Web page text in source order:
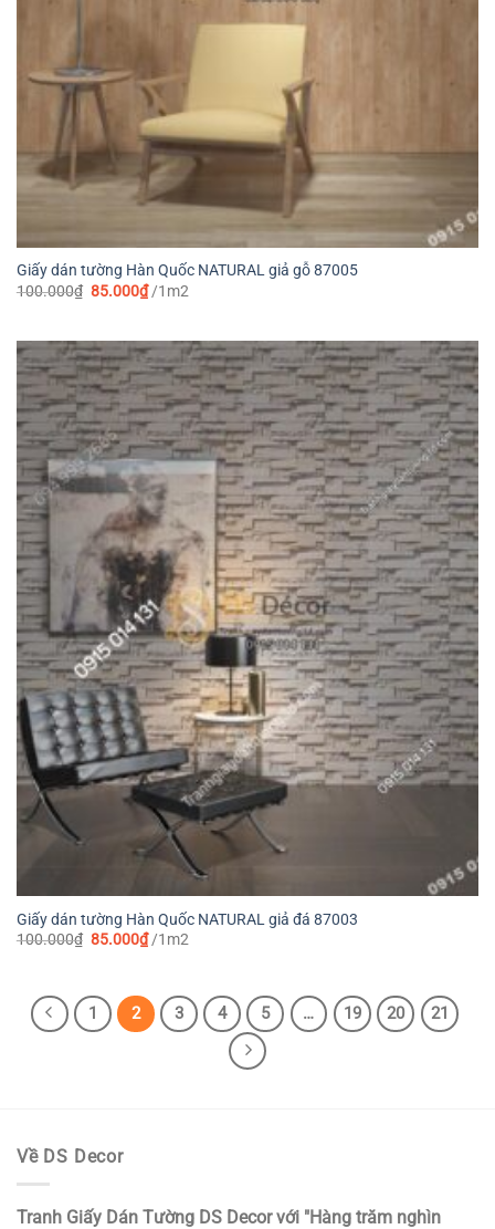
Giấy dán tường Hàn Quốc NATURAL giả gỗ 87005
100.000₫ Giá
85.000₫Giá
hiện
85.000₫.
/1m2
Giấy dán tường Hàn Quốc NATURAL giả đá 87003
100.000₫ Giá
85.000₫Giá
hiện
85.000₫.
/1m2
1 2 3 4 5 … 19 20 21
Về DS Decor
Tranh Giấy Dán Tường DS Decor với "Hàng trăm nghìn